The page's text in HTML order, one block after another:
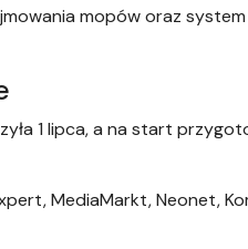
mopów oraz system
1 lipca, a na start
MediaMarkt, Neonet,